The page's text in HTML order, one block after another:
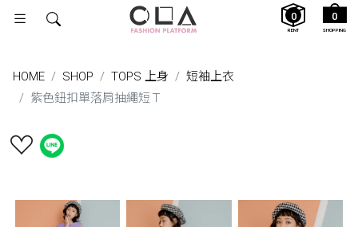
SHOPPING
0
RENT
0
HOME SHOP TOPS 上身
短袖上衣
紫色鈕扣單落肩抽繩短Ｔ